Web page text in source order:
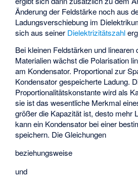
Änderung der Feldstärke noch aus
Ladungsverschiebung im
sich aus seiner Dielektrizitätszahl
Bei kleinen Feldstärken und linearen
Materialien wächst die Polarisation
am Kondensator. Proportional zur
Kondensator gespeicherte Ladung.
Proportionalitätskonstante wird als
sie ist das wesentliche Merkmal
größer die Kapazität ist, desto mehr
kann ein Kondensator bei einer
speichern. Die Gleichungen
beziehungsweise
und